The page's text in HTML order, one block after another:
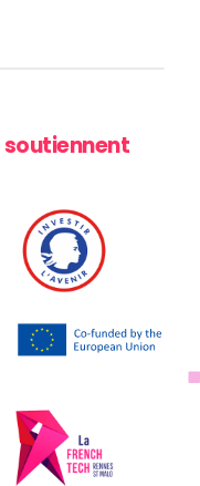
soutiennent